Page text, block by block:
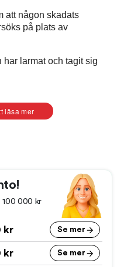
att någon skadats
på plats av
larmat och tagit sig
läsa mer